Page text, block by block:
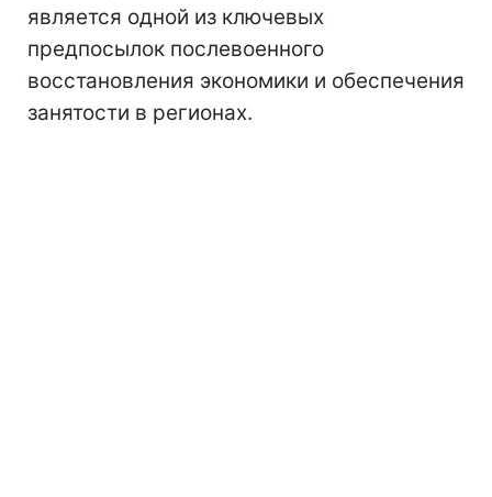
является одной из ключевых
предпосылок послевоенного
восстановления экономики и обеспечения
занятости в регионах.